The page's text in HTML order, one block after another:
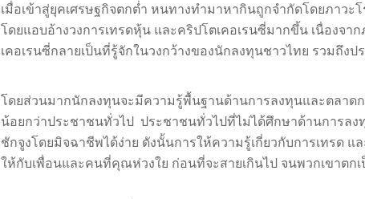
เมื่อเข้าสู่ยุคเศรษฐกิจตกต่ำ หนทางทำมาหากินถูกจำกัดโดยภาว
โดยแอบอ้างวงการเทรดหุ้น และคริปโตเคอเรนซี่มากขึ้น เนื่องจ
เคอเรนซี่กลายเป็นที่รู้จักในวงกว้างของนักลงทุนชาวไทย รวมถึ
โดยส่วนมากนักลงทุนจะมีความรู้พื้นฐานด้านการลงทุนและตลาด
น้อยกว่าประชาชนทั่วไป ประชาชนทั่วไปที่ไม่ได้ศึกษาด้านการล
ชักจูงโดยมิจฉาชีพได้ง่าย ดังนั้นการให้ความรู้เกี่ยวกับการเทรด
ให้กับเพื่อนและคนที่คุณห่วงใย ก่อนที่จะสายเกินไป จนพวกเขาตก